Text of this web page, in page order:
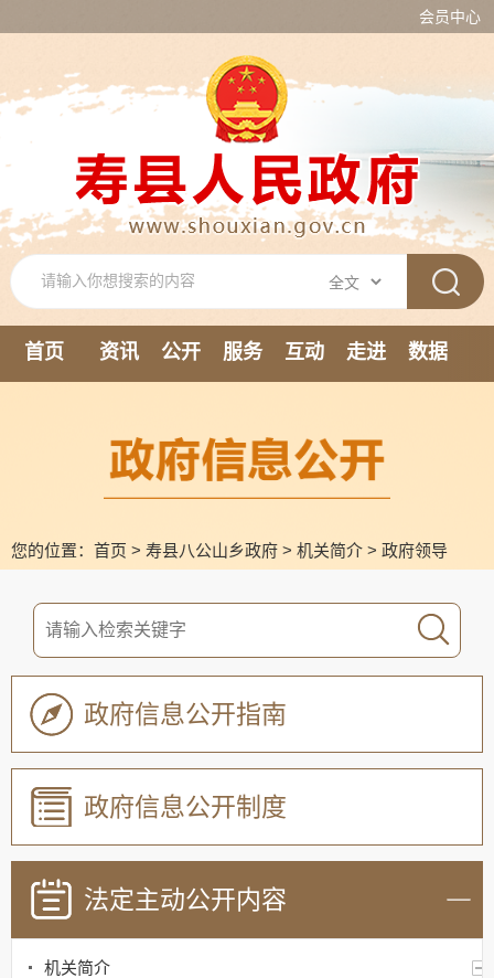
会员中心
首页 资讯 公开 服务 互动 走进
数据
您的位置： 首页 > 寿县八公山乡政府 > 机关简介 > 政府领导
政府信息公开指南
政府信息公开制度
法定主动公开内容
机关简介